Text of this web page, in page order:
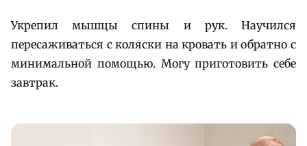
Укрепил мышцы спины и рук. Научился
пересаживаться с коляски на кровать и обратно с
минимальной помощью. Могу приготовить себе
завтрак.